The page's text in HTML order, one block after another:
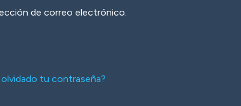
de correo electrónico.
tu contraseña?